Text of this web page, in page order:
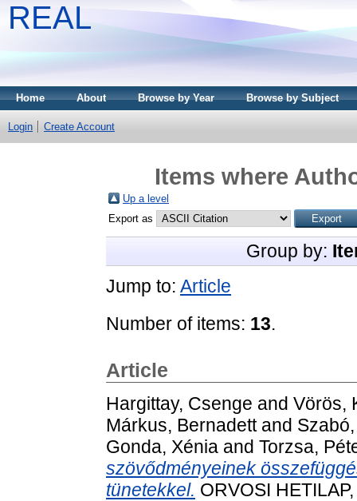
REAL
Home About Browse by Year Browse by Subject
Login Create Account
Items where
Up a level
Export as
Group by:
Jump to: Article
Number of items: 13.
Article
Hargittay, Csenge and Vörös,
Márkus, Bernadettand
Gonda, Xénia and Torzsa,
szövődményeinek
tünetekkel. ORVOSI